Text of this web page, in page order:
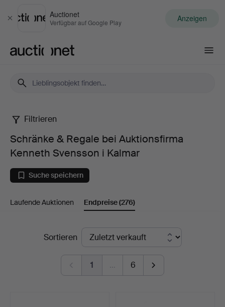
Schließen
Auctionet
Verfügbar auf Google Play Anzeigen
Schränke
Regale
bei
Kenneth
Svensson
Filtrieren
Schränke & Regale bei Auktionsfirma
Kenneth Svensson i Kalmar
Suche speichern
Laufende Auktionen Endpreise(276)
EndpreiseSortieren
1 … 6